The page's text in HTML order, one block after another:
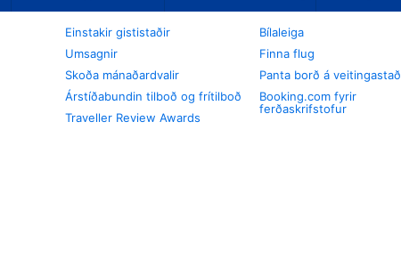
Einstakir gististaðir
Umsagnir
Skoða mánaðardvalir
Árstíðabundin tilboð og frítilboð
Traveller Review Awards
Bílaleiga
Finna flug
Panta borð á veitingastað
Booking.com fyrir
ferðaskrifstofur